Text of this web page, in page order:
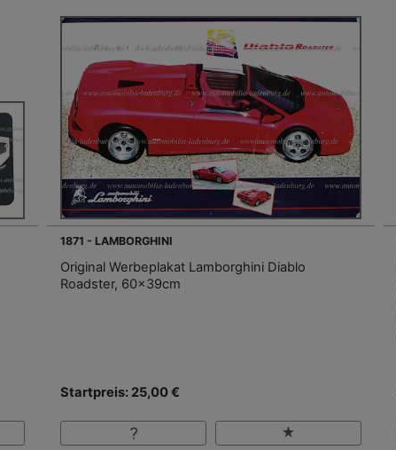
1871 - LAMBORGHINI
Original Werbeplakat Lamborghini Diablo
Roadster, 60x39cm
Startpreis: 25,00 €